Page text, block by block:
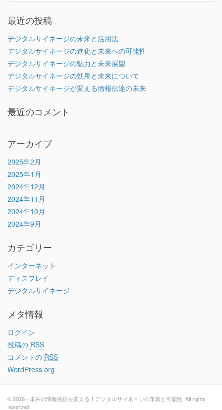
最近の投稿
デジタルサイネージの未来と活用法
デジタルサイネージの進化と未来への可能性
デジタルサイネージの魅力と未来展望
デジタルサイネージの効果と未来について
デジタルサイネージが変える情報伝達の未来
最近のコメント
アーカイブ
2025年2月
2025年1月
2024年12月
2024年11月
2024年10月
2024年9月
カテゴリー
インターネット
ディスプレイ
デジタルサイネージ
メタ情報
ログイン
投稿の RSS
コメントの RSS
WordPress.org
© 2026 - 未来の情報発信を変える！デジタルサイネージの革新と可能性. All rights
reserved.